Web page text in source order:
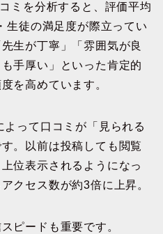
ミを分析すると、評価平均
生徒の満足度が際立ってい
生が丁寧」「雰囲気が良
手厚い」といった肯定的
を高めています。
って口コミが「見られる
。以前は投稿しても閲覧
位表示されるようになっ
クセス数が約3倍に上昇。
ピードも重要です。